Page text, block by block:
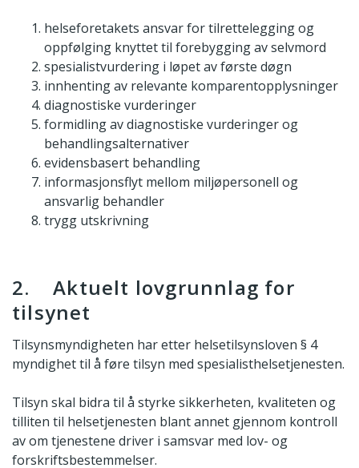
helseforetakets ansvar for tilrettelegging og
oppfølging knyttet til forebygging av selvmord
spesialistvurdering i løpet av første døgn
innhenting av relevante komparentopplysninger
diagnostiske vurderinger
formidling av diagnostiske vurderinger og
behandlingsalternativer
evidensbasert behandling
informasjonsflyt mellom miljøpersonell og
ansvarlig behandler
trygg utskrivning
2. Aktuelt lovgrunnlag for
tilsynet
Tilsynsmyndigheten har etter helsetilsynsloven § 4
myndighet til å føre tilsyn med spesialisthelsetjenesten.
Tilsyn skal bidra til å styrke sikkerheten, kvaliteten og
tilliten til helsetjenesten blant annet gjennom kontroll
av om tjenestene driver i samsvar med lov- og
forskriftsbestemmelser.